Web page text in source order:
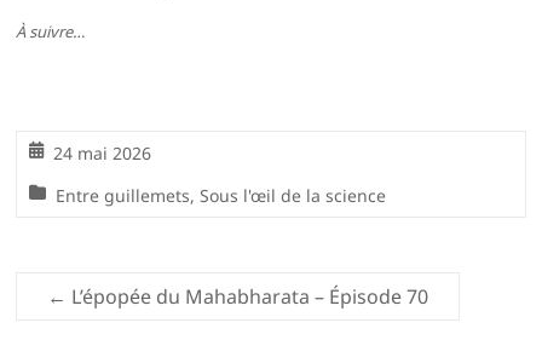
À suivre…
24 mai 2026
Entre guillemets,Sous l'œil de la science
← L’épopée du Mahabharata – Épisode 70